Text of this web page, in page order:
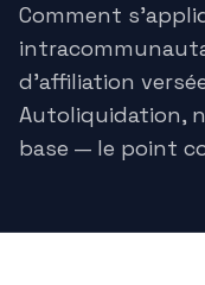
Comment
d'affiliation
Autoliquidation,
base — le point